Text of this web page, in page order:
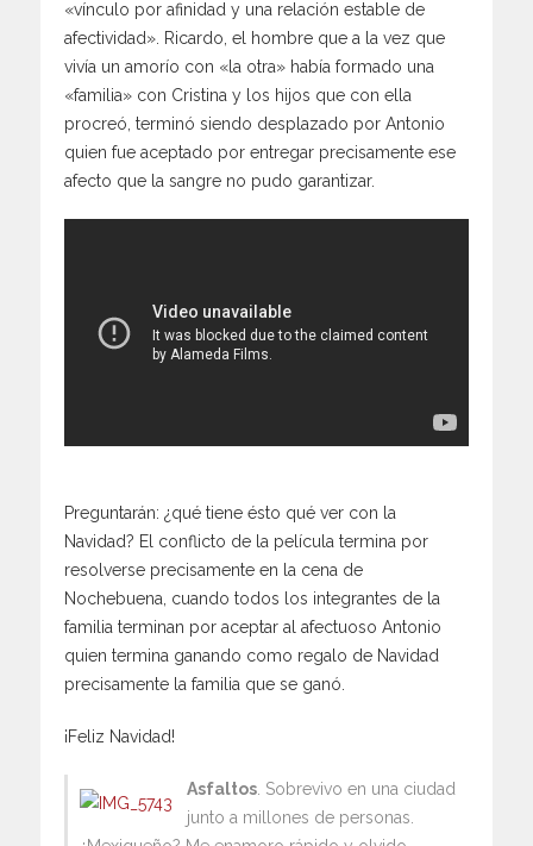
«vínculo por afinidad y una relación estable de
afectividad». Ricardo, el hombre que a la vez que
vivía un amorío con «la otra» había formado una
«familia» con Cristina y los hijos que con ella
procreó, terminó siendo desplazado por Antonio
quien fue aceptado por entregar precisamente ese
afecto que la sangre no pudo garantizar.
Preguntarán: ¿qué tiene ésto qué ver con la
Navidad? El conflicto de la película termina por
resolverse precisamente en la cena de
Nochebuena, cuando todos los integrantes de la
familia terminan por aceptar al afectuoso Antonio
quien termina ganando como regalo de Navidad
precisamente la familia que se ganó.
¡Feliz Navidad!
Asfaltos. Sobrevivo en una ciudad
junto a millones de personas.